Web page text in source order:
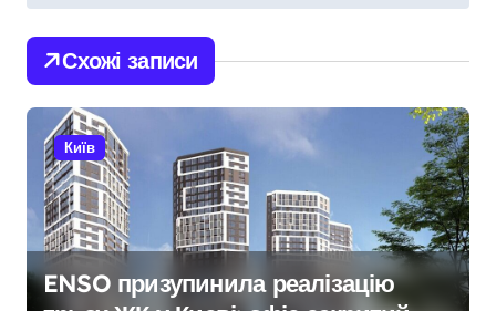
і
г
а
ц
і
я
з
Схожі записи
Київ
ENSO призупинила реалізацію